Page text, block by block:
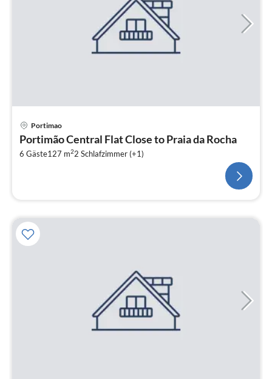
Portimao
Portimão Central Flat Close to Praia da Rocha
6 Gäste127 m22 Schlafzimmer (+1)